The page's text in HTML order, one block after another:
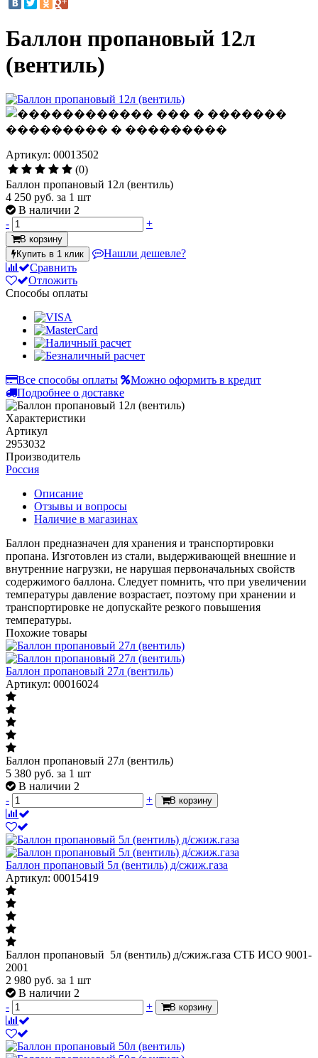
Баллон пропановый 12л
(вентиль)
Артикул: 00013502
(0)
Баллон пропановый 12л (вентиль)
4 250 руб. за 1 шт
В наличии 2
-
+
В корзину
Купить в 1 клик
Нашли дешевле?
Сравнить
Отложить
Способы оплаты
Все способы оплаты
Можно оформить в кредит
Подробнее о доставке
Характеристики
Артикул
2953032
Производитель
Россия
Описание
Отзывы и вопросы
Наличие в магазинах
Баллон предназначен для хранения и транспортировки
пропана. Изготовлен из стали, выдерживающей внешние и
внутренние нагрузки, не нарушая первоначальных свойств
содержимого баллона. Следует помнить, что при увеличении
температуры давление возрастает, поэтому при хранении и
транспортировке не допускайте резкого повышения
температуры.
Похожие товары
Баллон пропановый 27л (вентиль)
Артикул: 00016024
Баллон пропановый 27л (вентиль)
5 380 руб. за 1 шт
В наличии 2
-
+ В корзину
Баллон пропановый 5л (вентиль) д/сжиж.газа
Артикул: 00015419
Баллон пропановый 5л (вентиль) д/сжиж.газа СТБ ИСО 9001-
2001
2 980 руб. за 1 шт
В наличии 2
-
+ В корзину